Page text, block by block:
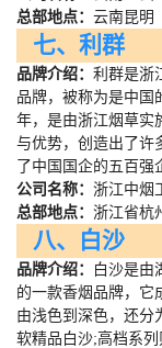
总部地点： 云南昆明
七、利群
品牌介绍： 利群是浙
品牌，被称为是中国
年，是由浙江烟草实
与优势，创造出了许
了中国国企的五百强
公司名称： 浙江中烟
总部地点： 浙江省杭
八、白沙
品牌介绍：
白沙是由
的一款香烟品牌，它
由浅色到深色，还分
软精品白沙;高档系